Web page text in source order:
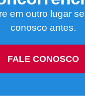
em outro lugar
conosco antes.
FALE CONOSCO